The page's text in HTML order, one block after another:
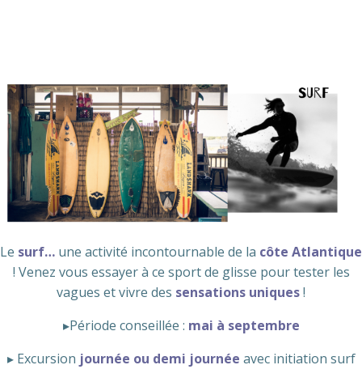
Le surf… une activité incontournable de la côte Atlantique
! Venez vous essayer à ce sport de glisse pour tester les
vagues et vivre des sensations uniques!
▸Période conseillée : mai à septembre
▸ Excursion journée ou demi journée avec initiation surf